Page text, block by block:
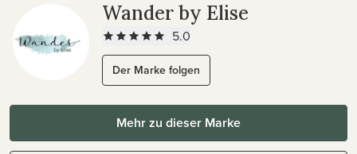
Wander by Elise
5.0
Der Marke folgen
Mehr zu dieser Marke